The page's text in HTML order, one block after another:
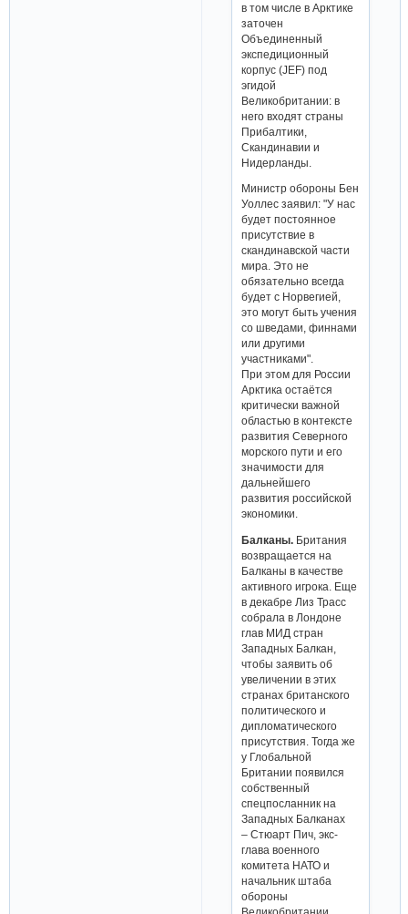
в том числе в Арктике
заточен
Объединенный
экспедиционный
корпус (JEF) под
эгидой
Великобритании: в
него входят страны
Прибалтики,
Скандинавии и
Нидерланды.
Министр обороны Бен
Уоллес заявил: "У нас
будет постоянное
присутствие в
скандинавской части
мира. Это не
обязательно всегда
будет с Норвегией,
это могут быть учения
со шведами, финнами
или другими
участниками".
При этом для России
Арктика остаётся
критически важной
областью в контексте
развития Северного
морского пути и его
значимости для
дальнейшего
развития российской
экономики.
Балканы. Британия
возвращается на
Балканы в качестве
активного игрока. Еще
в декабре Лиз Трасс
собрала в Лондоне
глав МИД стран
Западных Балкан,
чтобы заявить об
увеличении в этих
странах британского
политического и
дипломатического
присутствия. Тогда же
у Глобальной
Британии появился
собственный
спецпосланник на
Западных Балканах
– Стюарт Пич, экс-
глава военного
комитета НАТО и
начальник штаба
обороны
Великобритании,